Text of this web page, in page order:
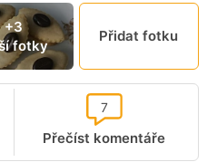
+3
fotky
Přidat fotku
Přečíst komentáře
7